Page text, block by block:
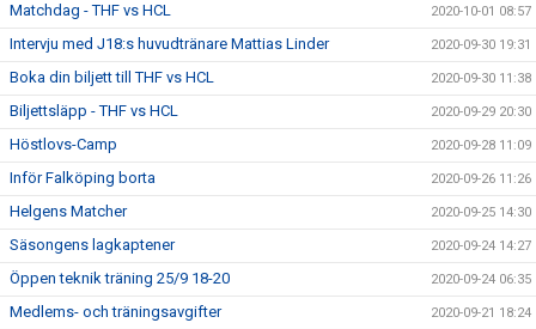
Matchdag - THF vs HCL 2020-10-01 08:57
Intervju med J18:s huvudtränare Mattias Linder 2020-09-30 19:31
Boka din biljett till THF vs HCL 2020-09-30 11:38
Biljettsläpp - THF vs HCL 2020-09-29 20:30
Höstlovs-Camp 2020-09-28 11:09
Inför Falköping borta 2020-09-26 11:26
Helgens Matcher 2020-09-25 14:30
Säsongens lagkaptener 2020-09-24 14:27
Öppen teknik träning 25/9 18-20 2020-09-24 06:35
Medlems- och träningsavgifter 2020-09-21 18:24